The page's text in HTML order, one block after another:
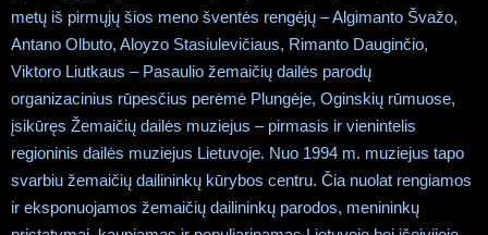
metų iš pirmųjų šios meno šventės rengėjų – Algimanto Švažo,
Antano Olbuto, Aloyzo Stasiulevičiaus, Rimanto Dauginčio,
Viktoro Liutkaus – Pasaulio žemaičių dailės parodų
organizacinius rūpesčius perėmė Plungėje, Oginskių rūmuose,
įsikūręs Žemaičių dailės muziejus – pirmasis ir vienintelis
regioninis dailės muziejus Lietuvoje. Nuo 1994 m. muziejus tapo
svarbiu žemaičių dailininkų kūrybos centru. Čia nuolat rengiamos
ir eksponuojamos žemaičių dailininkų parodos, menininkų